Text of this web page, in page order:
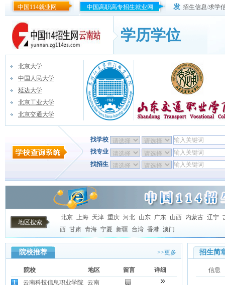
中国114就业网 中国高职高专招生就业网 发 招生信息/求学
学历学位
北京大学
中国人民大学
延边大学
北京工业大学
北京交通大学
找学校
找专业
找招生
地区搜索
北京 上海 天津 重庆 河北 山东 广东 山西 内蒙古 辽宁
西 甘肃 青海 宁夏 新疆 台湾 香港 澳门
院校推荐 >>更多
院校 地区 留言
详细
1
云南科技信息职业学院 云南
招生简
信息